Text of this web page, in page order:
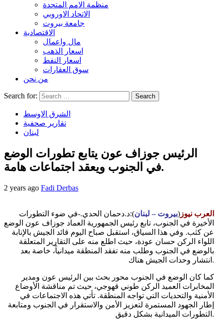
منظمة الامم المتحدة
الاتحاد الاوروبي
جامعة بيروت
الاقتصادية
مال واعمال
اسعار الذهب
اسعار النفط
سوق العقارات
من نحن
Search for:
الشرق الاوسط
تقارير صحفية
لبنان
الرئيس جوزاف عون يتابع تطورات الوضع
في الجنوب ويعقد اجتماعات هامة.
2 years ago Fadi Derbas
العرب نيوز (بيروت – لبنان):د.دحمان الحدي.-في ضوء التطورات
الأخيرة في الجنوب، تابع رئيس الجمهورية العماد جوزاف عون الوضع
عن كثب. وفي هذا السياق، استقبل صباح اليوم قائد الجيش بالإنابة
اللواء الركن حسان عودة، حيث اطلع منه على التقارير المتعلقة
بالوضع في الجنوب وطلب منه تفقد المنطقة ميدانياً، خاصة بعد
انتشار وحدات الجيش هناك.
كما كان الوضع في الجنوب محور بحث بين الرئيس عون ومدير
المخابرات العميد الركن طوني قهوجي، حيث تم مناقشة الأوضاع
الأمنية والتحديات التي تواجه المنطقة. تأتي هذه الاجتماعات في
إطار الجهود المستمرة لتعزيز الأمن والاستقرار في الجنوب ومتابعة
التطورات الميدانية بشكل دقيق.